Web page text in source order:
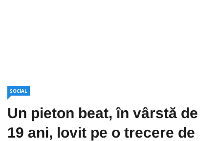
SOCIAL
Un pieton beat, în vârstă de
19 ani, lovit pe o trecere de